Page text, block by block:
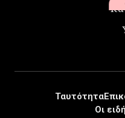
Ταυτότητα
Οι